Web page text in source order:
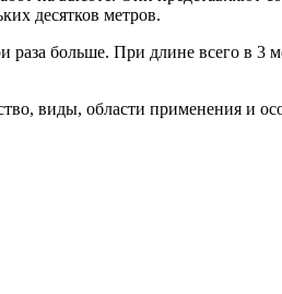
десятков метров.
раза больше. При длине всего в 3
виды, области применения и